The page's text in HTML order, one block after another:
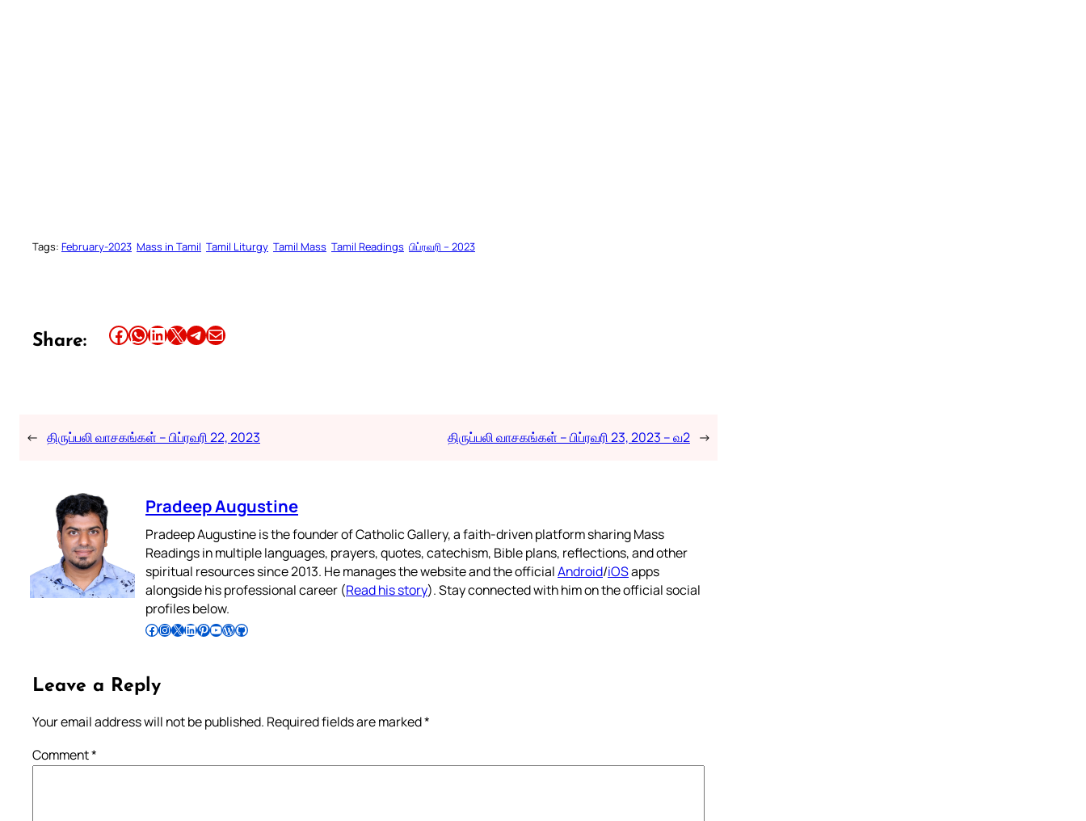
Tags: February-2023 Mass in Tamil Tamil Liturgy Tamil Mass Tamil Readings பிப்ரவரி – 2023
Share: Share this article on Facebook Share this article on WhatsApp Share this article on LinkedIn Share this article on X Share this article on TelegramEmail this Article
← திருப்பலி வாசகங்கள் – பிப்ரவரி 22, 2023 திருப்பலி வாசகங்கள் – பிப்ரவரி 23, 2023 – வ2 →
Pradeep Augustine
Pradeep Augustine is the founder of Catholic Gallery, a faith-driven platform sharing Mass
Readings in multiple languages, prayers, quotes, catechism, Bible plans, reflections, and other
spiritual resources since 2013. He manages the website and the officialAndroid/iOSapps
alongside his professional career (Read his story). Stay connected with him on the official social
profiles below.
Follow Pradeep on Facebook Follow Pradeep on InstagramFollow Pradeep on X Follow Pradeep on LinkedIn Follow Pradeep on Pinterest Subscribe to Pradeep’s Youtube Channel Follow Pradeep on WordPress Follow Pradeep on GitHub
Leave a Reply
Your email address will not be published. Required fields are marked*
Comment*